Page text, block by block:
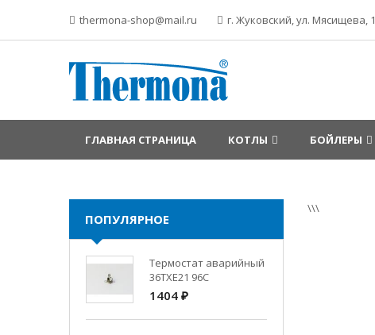
thermona-shop@mail.ru г. Жуковский, ул. Мясищева, 1
ГЛАВНАЯ СТРАНИЦА КОТЛЫ БОЙЛЕРЫ
\\\
ПОПУЛЯРНОЕ
Термостат аварийный
36TXE21 96C
1404 ₽